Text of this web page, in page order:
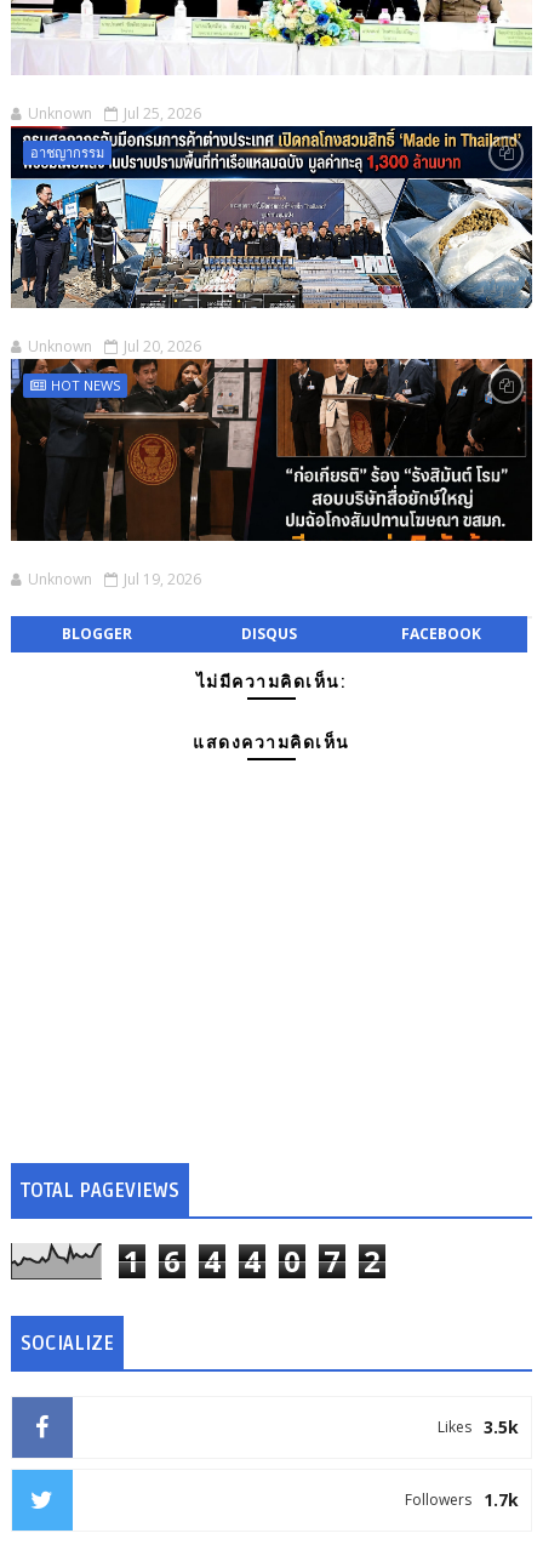
Unknown Jul 25, 2026
อาชญากรรม
Unknown Jul 20, 2026
HOT NEWS
Unknown Jul 19, 2026
BLOGGER DISQUS FACEBOOK
ไม่มีความคิดเห็น:
แสดงความคิดเห็น
TOTAL PAGEVIEWS
1 6 4 4 0 7 2
SOCIALIZE
3.5k
Likes
1.7k
Followers